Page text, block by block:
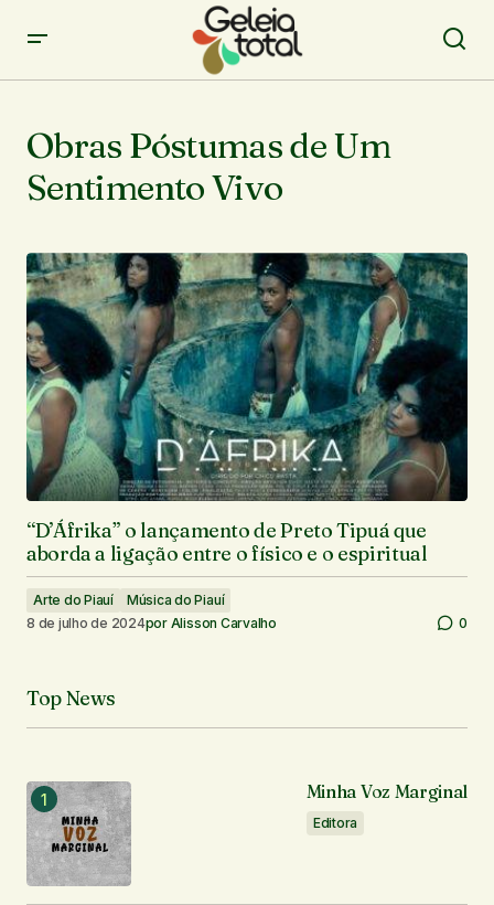
Obras Póstumas de Um
Sentimento Vivo
“D’Áfrika” o lançamento de Preto Tipuá que
aborda a ligação entre o físico e o espiritual
Arte do Piauí
Música do Piauí
8 de julho de 2024por Alisson Carvalho 0
Top News
Minha Voz Marginal
Editora